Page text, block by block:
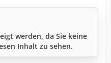
werden, da Sie keine
Inhalt zu sehen.